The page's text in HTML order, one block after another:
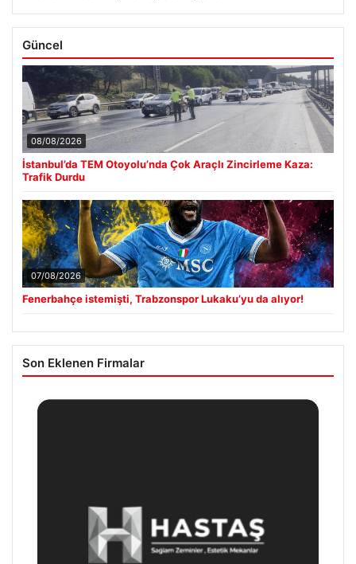
Güncel
08/08/2026
İstanbul’da TEM Otoyolu’nda Çok Araçlı Zincirleme Kaza:
Trafik Durdu
07/08/2026
Fenerbahçe istemişti, Trabzonspor Lukaku’yu da alıyor!
Son Eklenen Firmalar